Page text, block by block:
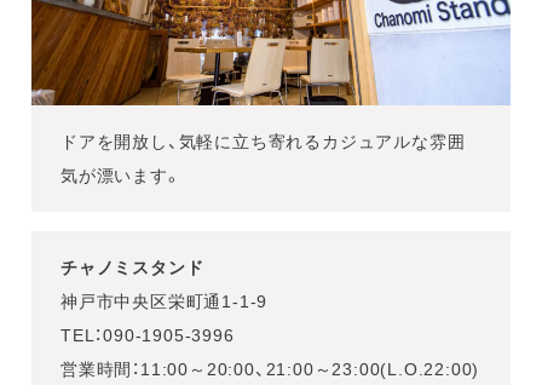
ドアを開放し、気軽に立ち寄れるカジュアルな雰囲
気が漂います。
チャノミスタンド
神戸市中央区栄町通1-1-9
TEL：090-1905-3996
営業時間：11:00～20:00、21:00～23:00(L.O.22:00)